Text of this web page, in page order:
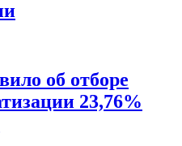
об отборе
23,76%